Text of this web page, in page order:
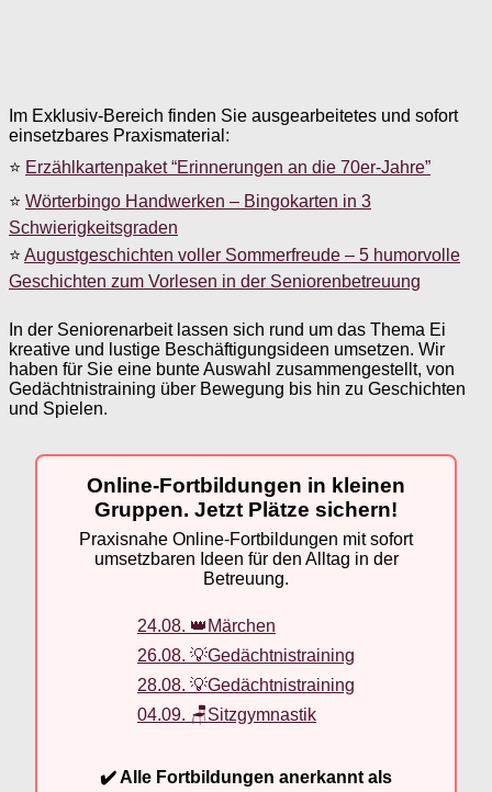
Im Exklusiv-Bereich finden Sie ausgearbeitetes und sofort
einsetzbares Praxismaterial:
⭐ Erzählkartenpaket “Erinnerungen an die 70er-Jahre”
⭐ Wörterbingo Handwerken – Bingokarten in 3
Schwierigkeitsgraden
⭐ Augustgeschichten voller Sommerfreude – 5 humorvolle
Geschichten zum Vorlesen in der Seniorenbetreuung
In der Seniorenarbeit lassen sich rund um das Thema Ei
kreative und lustige Beschäftigungsideen umsetzen. Wir
haben für Sie eine bunte Auswahl zusammengestellt, von
Gedächtnistraining über Bewegung bis hin zu Geschichten
und Spielen.
Online-Fortbildungen in kleinen
Gruppen. Jetzt Plätze sichern!
Praxisnahe Online-Fortbildungen mit sofort
umsetzbaren Ideen für den Alltag in der
Betreuung.
24.08. 👑Märchen
26.08. 💡Gedächtnistraining
28.08. 💡Gedächtnistraining
04.09. 🪑Sitzgymnastik
✔️ Alle Fortbildungen anerkannt als